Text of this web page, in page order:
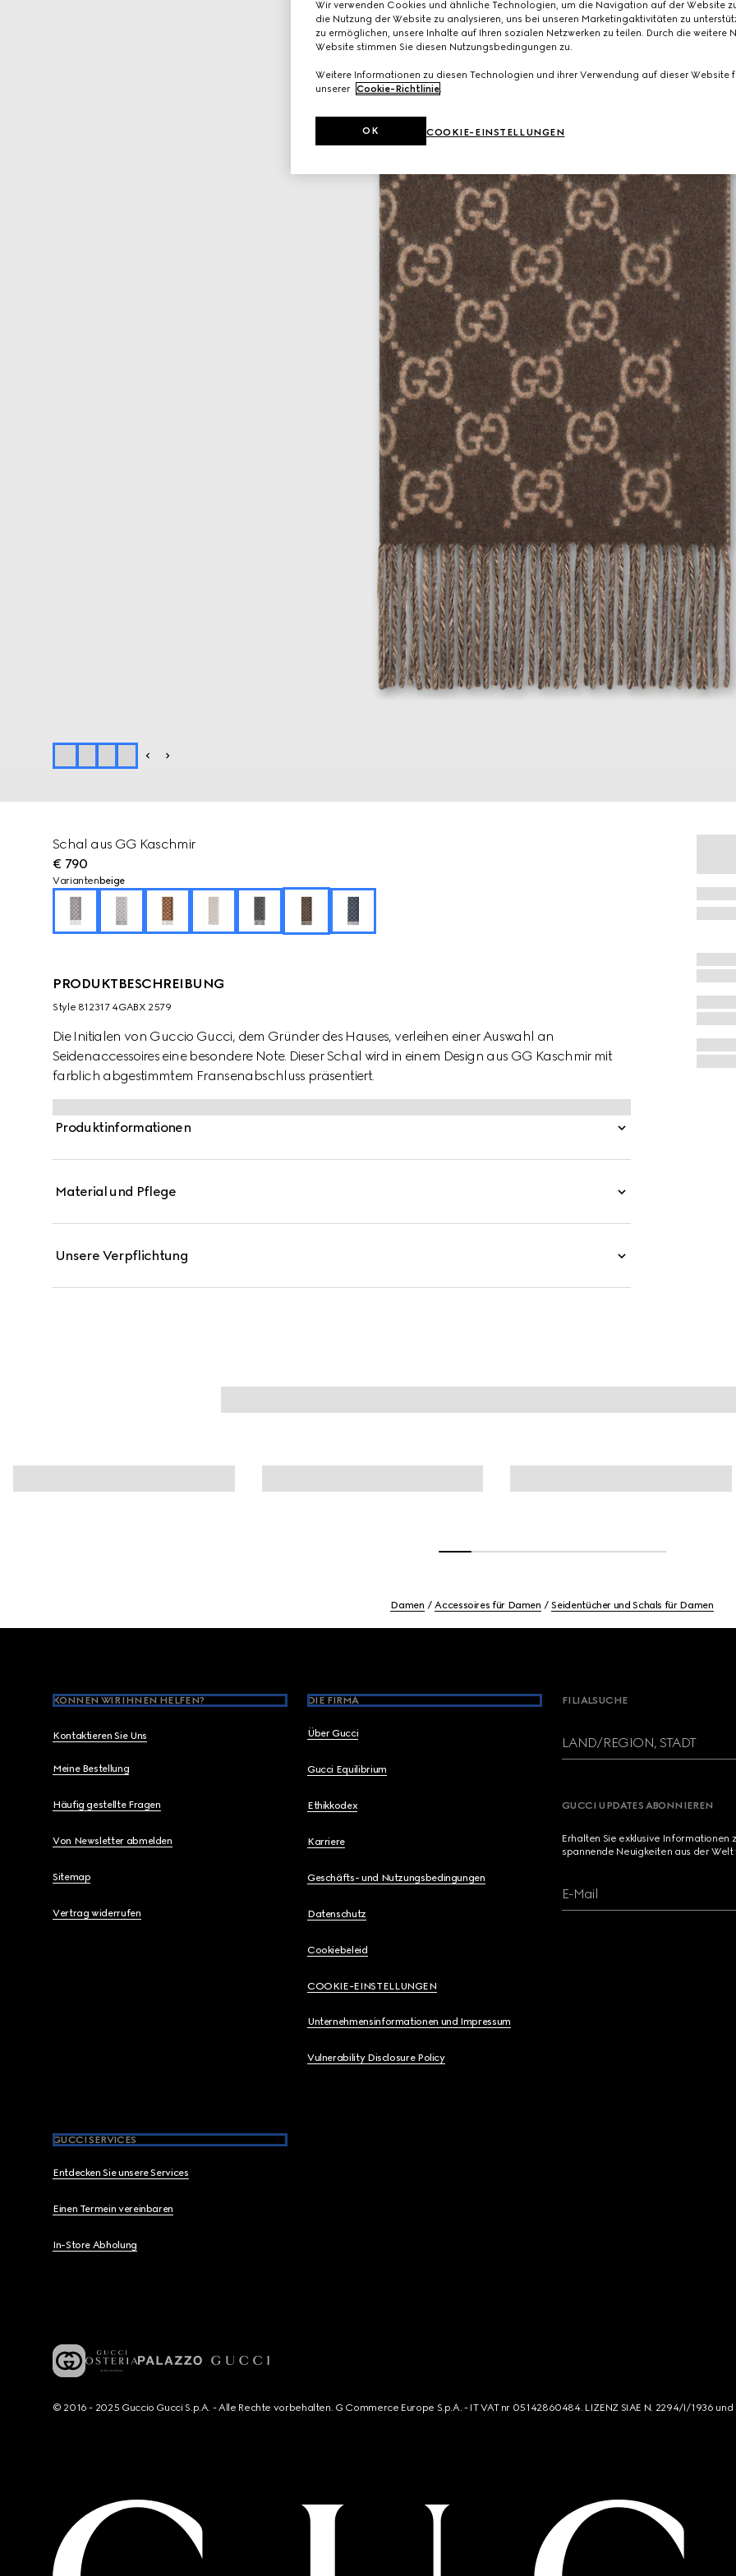
Schal aus GG Kaschmir
€ 790
Varianten beige
PRODUKTBESCHREIBUNG
Style ‎812317 4GABX 2579
Die Initialen von Guccio Gucci, dem Gründer des Hauses, verleihen einer Auswahl an
Seidenaccessoires eine besondere Note. Dieser Schal wird in einem Design aus GG Kaschmir mit
farblich abgestimmtem Fransenabschluss präsentiert.
Produktinformationen
Material und Pflege
Unsere Verpflichtung
Damen Accessoires für Damen Seidentücher und Schals für Damen
KÖNNEN WIR IHNEN HELFEN?
Kontaktieren Sie Uns
Meine Bestellung
Häufig gestellte Fragen
Von Newsletter abmelden
Sitemap
Vertrag widerrufen
DIE FIRMA
Über Gucci
Gucci Equilibrium
Ethikkodex
Karriere
Geschäfts- und Nutzungsbedingungen
Datenschutz
Cookiebeleid
COOKIE-EINSTELLUNGEN
Unternehmensinformationen und Impressum
Vulnerability Disclosure Policy
GUCCI SERVICES
Entdecken Sie unsere Services
Einen Termein vereinbaren
In-Store Abholung
FILIALSUCHE
LAND/REGION, STADT
GUCCI UPDATES ABONNIEREN
Erhalten Sie exklusive
spannende Neuigkeiten aus der Welt
E-Mail
© 2016 - 2025 Guccio Gucci S.p.A. - Alle Rechte vorbehalten. G Commerce Europe S.p.A. - IT VAT nr 05142860484. LIZENZ SIAE N. 2294/I/1936
Wir verwenden Cookies und ähnliche Technologien, um die Navigation auf der Website
die Nutzung der Website zu analysieren, uns bei unseren Marketingaktivitäten zu
zu ermöglichen, unsere Inhalte auf Ihren sozialen Netzwerken zu teilen. Durch die weitere
Website stimmen Sie diesen Nutzungsbedingungen zu.
Weitere Informationen zu diesen Technologien und ihrer Verwendung auf dieser Website
unserer Cookie-Richtlinie
COOKIE-EINSTELLUNGEN
OK